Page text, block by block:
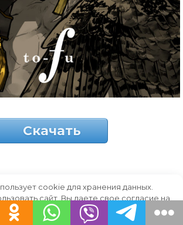
Скачать
cookie для хранения данных.
сайт, Вы даете свое согласие на
с этими файлами.
OK